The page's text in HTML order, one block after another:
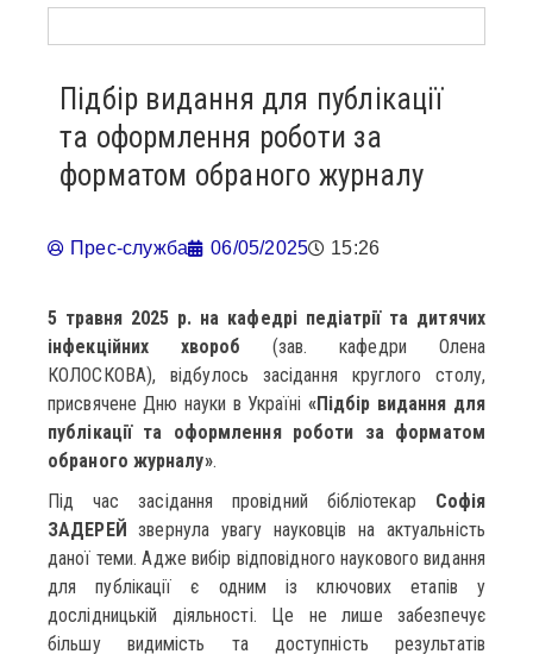
Підбір видання для публікації
та оформлення роботи за
форматом обраного журналу
Прес-служба 06/05/2025 15:26
5 травня 2025 р. на кафедрі педіатрії та дитячих
інфекційних хвороб (зав. кафедри Олена
КОЛОСКОВА), відбулось засідання круглого столу,
присвячене Дню науки в Україні «Підбір видання для
публікації та оформлення роботи за форматом
обраного журналу».
Під час засідання провідний бібліотекар Софія
ЗАДЕРЕЙ звернула увагу науковців на актуальність
даної теми. Адже вибір відповідного наукового видання
для публікації є одним із ключових етапів у
дослідницькій діяльності. Це не лише забезпечує
більшу видимість та доступність результатів